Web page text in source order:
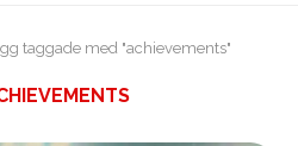
taggade med "achievements"